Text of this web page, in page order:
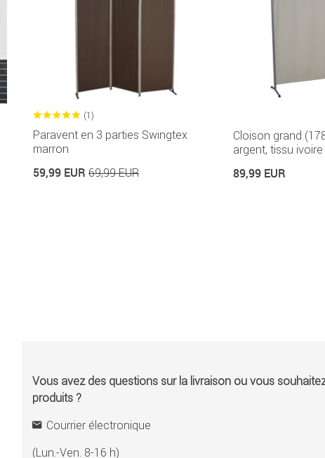
(1)
Paravent en 3 parties Swingtex
marron
59,99 EUR 69,99 EUR
Cloison grand
argent, tissu ivoire
89,99 EUR
Vous avez des questions sur la livraison ou vous
produits ?
Courrier électronique
(Lun.-Ven. 8-16 h)